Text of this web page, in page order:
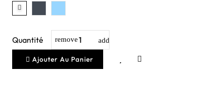
Quantité
Ajouter Au Panier